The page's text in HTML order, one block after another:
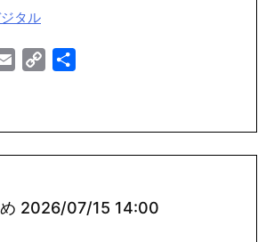
タル
Email
Copy
め 2026/07/15 14:00